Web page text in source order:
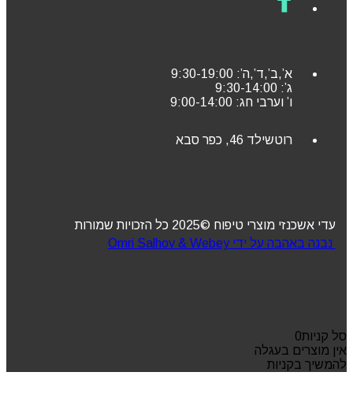
א’,ב’,ד’,ה’: 9:30-19:00
ג’: 9:30-14:00
ו’ וערבי חג: 9:00-14:00
רוטשילד 46, כפר סבא
עדי אשכנזי מוצרי טיפוח ©2025 כל הזכויות שמורות
נבנה באהבה על ידי Omri Salhov & Webey
סל קניות0
אין מוצרים בעגלה
להמשיך בקניות